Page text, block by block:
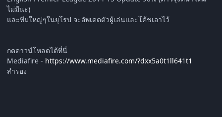
ไม่มีนะ)
และทีมใหญ่ๆในยุโรป จะอัพเดตตัวผู้เล่นและโค้ชเอาไว้
กดดาวน์โหลดได้ที่นี่
Mediafire - https://www.mediafire.com/?dxx5a0t1ll641t1
สำรอง